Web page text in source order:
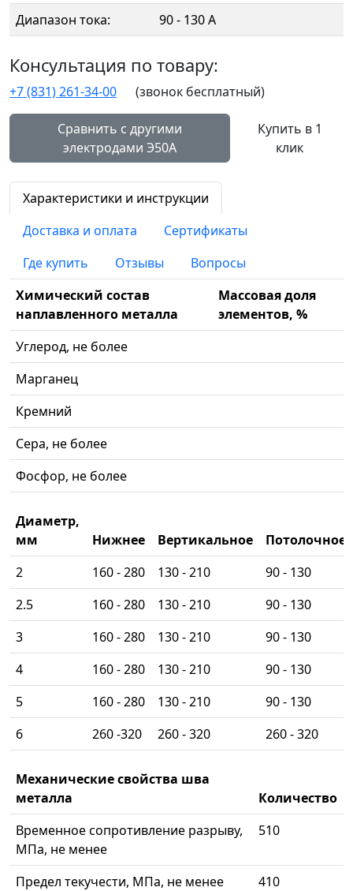
Диапазон тока:
90 - 130 А
Консультация по товару:
+7 (831) 261-34-00 (звонок бесплатный)
Сравнить с другими
электродами Э50А
Купить в 1
клик
Характеристики и инструкции
Доставка и оплата
Сертификаты
Где купить
Отзывы
Вопросы
Химический состав
наплавленного металла
Массовая доля
элементов, %
Углерод, не более
Марганец
Кремний
Сера, не более
Фосфор, не более
Диаметр,
мм
Нижнее Вертикальное
Потолочное
2
160 - 280 130 - 210
90 - 130
2.5
160 - 280 130 - 210
90 - 130
3
160 - 280 130 - 210
90 - 130
4
160 - 280 130 - 210
90 - 130
5
160 - 280 130 - 210
90 - 130
6
260 -320 260 - 320 260 - 320
Механические свойства шва
металла
Количество
Временное сопротивление разрыву,
МПа, не менее
510
Предел текучести, МПа, не менее
410